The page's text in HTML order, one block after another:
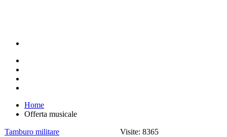
Home
Offerta musicale
Tamburo militare
Visite: 8365